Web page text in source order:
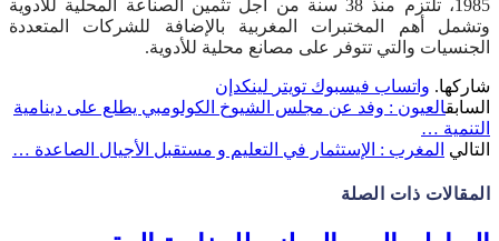
1985، تلتزم منذ 38 سنة من أجل تثمين الصناعة المحلية للأدوية
وتشمل أهم المختبرات المغربية بالإضافة للشركات المتعددة
الجنسيات والتي تتوفر على مصانع محلية للأدوية.
شاركها. واتساب فيسبوك تويتر لينكدإن
السابقالعيون : وفد عن مجلس الشيوخ الكولومبي يطلع على دينامية
التنمية …
التالي المغرب : الإستثمار في التعليم و مستقبل الأجيال الصاعدة …
المقالات ذات الصلة